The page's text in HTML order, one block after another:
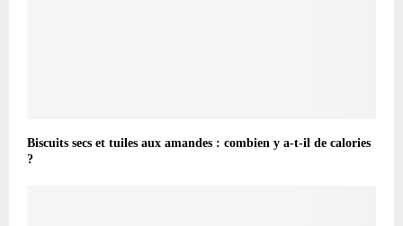
Biscuits secs et tuiles aux amandes : combien y a-t-il de calories
?